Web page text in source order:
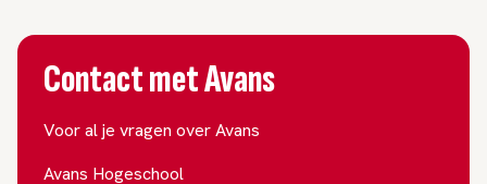
Contact met Avans
Voor al je vragen over Avans
Avans Hogeschool